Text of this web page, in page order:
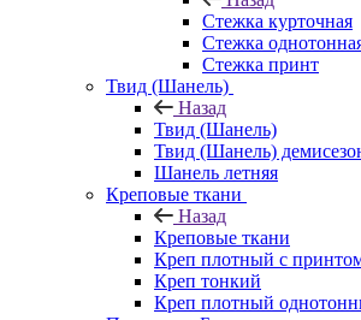
Стежка курточная
Стежка
Стежка принт
Твид (Шанель)
Назад
Твид (Шанель)
Твид (Шанель)
Шанель летняя
Креповые ткани
Назад
Креповые ткани
Креп плотный с
Креп тонкий
Креп плотный